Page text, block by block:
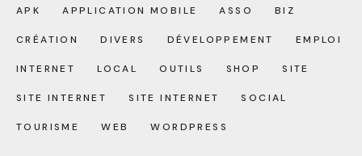
APK APPLICATION MOBILE ASSO BIZ
CRÉATION DIVERS DÉVELOPPEMENT EMPLOI
INTERNET LOCAL OUTILS SHOP SITE
SITE INTERNET SITE INTERNET SOCIAL
TOURISME WEB WORDPRESS